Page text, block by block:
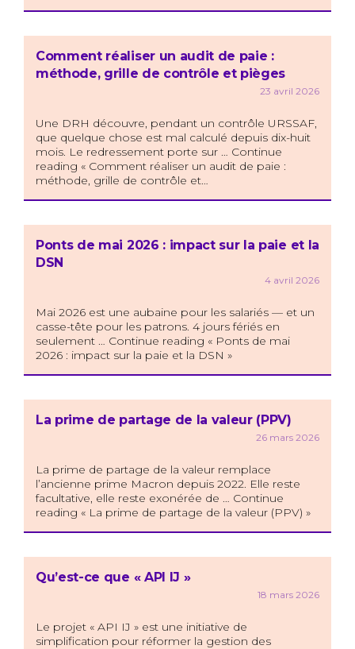
Comment réaliser un audit de paie :
méthode, grille de contrôle et pièges
23 avril 2026
Une DRH découvre, pendant un contrôle URSSAF,
que quelque chose est mal calculé depuis dix-huit
mois. Le redressement porte sur … Continue
reading « Comment réaliser un audit de paie :
méthode, grille de contrôle et…
Ponts de mai 2026 : impact sur la paie et la
DSN
4 avril 2026
Mai 2026 est une aubaine pour les salariés — et un
casse-tête pour les patrons. 4 jours fériés en
seulement … Continue reading « Ponts de mai
2026 : impact sur la paie et la DSN »
La prime de partage de la valeur (PPV)
26 mars 2026
La prime de partage de la valeur remplace
l’ancienne prime Macron depuis 2022. Elle reste
facultative, elle reste exonérée de … Continue
reading « La prime de partage de la valeur (PPV) »
Qu’est-ce que « API IJ »
18 mars 2026
Le projet « API IJ » est une initiative de
simplification pour réformer la gestion des